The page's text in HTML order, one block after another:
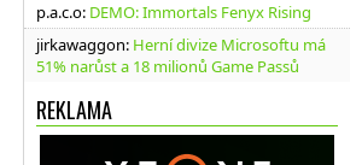
p.a.c.o: DEMO: Immortals Fenyx Rising
jirkawaggon: Herní divize Microsoftu má
51% narůst a 18 milionů Game Passů
REKLAMA